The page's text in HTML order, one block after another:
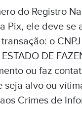
do Registro
Pix, ele deve se
o
DE
ou faz
alvo ou
Crimes de